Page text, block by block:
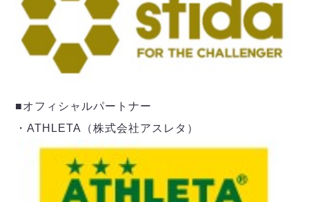
ヴォスクオーレ仙台
マルバ水戸FC
リガーレヴィア葛飾
Y．S．C．C．横浜
アグレミーナ浜松
デウソン神戸
ポルセイド浜田
ミラクルスマイル新居浜
■オフィシャルパートナー
・ATHLETA（株式会社アスレタ）